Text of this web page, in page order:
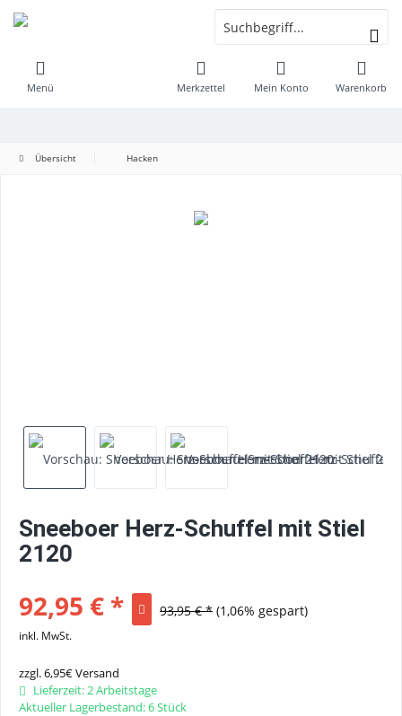
Menü Warenkorb
Merkzettel Mein Konto
Übersicht Hacken
Sneeboer Herz-Schuffel mit Stiel
2120
92,95 € * 93,95 € * (1,06% gespart)
inkl. MwSt.
zzgl. 6,95€ Versand
Lieferzeit: 2 Arbeitstage
Aktueller Lagerbestand: 6 Stück